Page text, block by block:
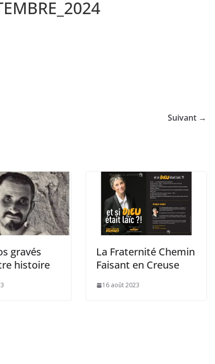
Suivant →
gravés
histoire
La Fraternité Chemin
Faisant en Creuse
16 août 2023